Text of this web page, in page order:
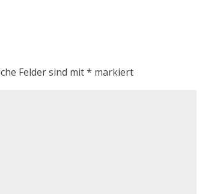
Felder sind mit* markiert